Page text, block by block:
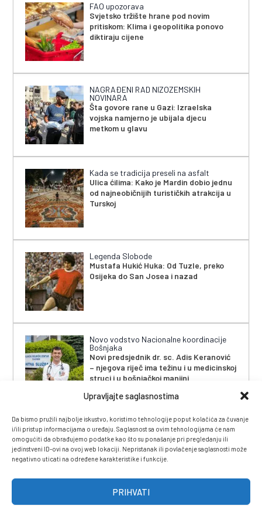
Upravljajte saglasnostima
Da bismo pružili najbolje iskustvo, koristimo tehnologije poput kolačića za čuvanje
i/ili pristup informacijama o uređaju. Saglasnost sa ovim tehnologijama će nam
omogućiti da obrađujemo podatke kao što su ponašanje pri pregledanju ili
jedinstveni ID-ovi na ovoj web lokaciji. Nepristanak ili povlačenje saglasnosti može
negativno uticati na određene karakteristike i funkcije.
PRIHVATI
FAO upozorava
Svjetsko tržište hrane pod novim
pritiskom: Klima i geopolitika ponovo
diktiraju cijene
NAGRAĐENI RAD NIZOZEMSKIH
NOVINARA
Šta govore rane u Gazi: Izraelska
vojska namjerno je ubijala djecu
metkom u glavu
Kada se tradicija preseli na asfalt
Ulica ćilima: Kako je Mardin dobio jednu
od najneobičnijih turističkih atrakcija u
Turskoj
Legenda Slobode
Mustafa Hukić Huka: Od Tuzle, preko
Osijeka do San Josea i nazad
Novo vodstvo Nacionalne koordinacije
Bošnjaka
Novi predsjednik dr. sc. Adis Keranović
– njegova riječ ima težinu i u medicinskoj
struci i u bošnjačkoj manjini